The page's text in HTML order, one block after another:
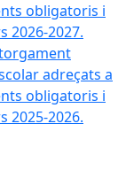
obligatoris i
2026-2027.
adreçats a
obligatoris i
2025-2026.